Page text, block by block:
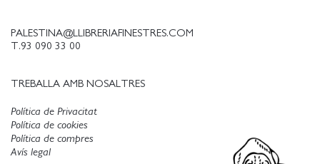
PALESTINA@LLIBRERIAFINESTRES.COM
T.93 090 33 00
TREBALLA AMB NOSALTRES
Política de Privacitat
Política de cookies
Avís legal
Política de compres